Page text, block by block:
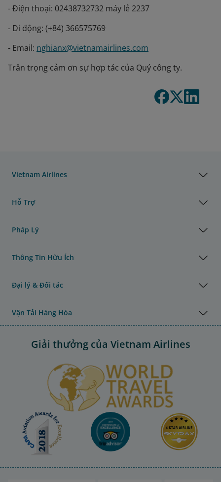
- Điện thoại: 02438732732 máy lẻ 2237
- Di động: (+84) 366575769
- Email: nghianx@vietnamairlines.com
Trân trọng cảm ơn sự hợp tác của Quý công ty.
Vietnam Airlines
Hỗ Trợ
Pháp Lý
Thông Tin Hữu Ích
Đại lý & Đối tác
Vận Tải Hàng Hóa
Giải thưởng của Vietnam Airlines